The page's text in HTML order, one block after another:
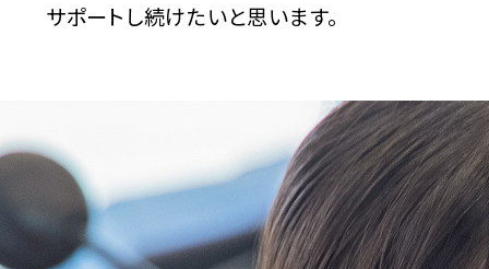
サポートし続けたいと思います。